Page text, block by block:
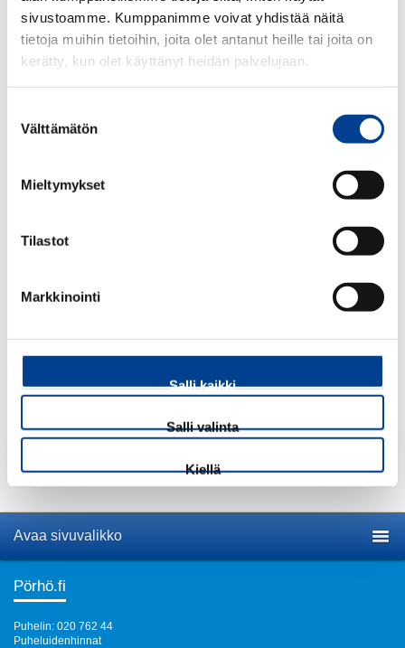
sivustoamme. Kumppanimme voivat yhdistää näitä
tietoja muihin tietoihin, joita olet antanut heille tai joita on
kerätty, kun olet käyttänyt heidän palvelujaan.
valinta
Välttämätön
Mieltymykset
Tilastot
Markkinointi
Salli kaikki
Salli valinta
Kiellä
Määrä:
Lisää tuote ostoskoriin
Avaa sivuvalikko
Pörhö.fi
Puhelin: 020 762 44
Puheluidenhinnat